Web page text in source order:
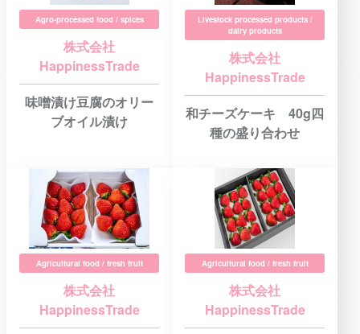
Agro-processed food / spices
株式会社
HappinessTrade
味噌漬け豆腐のオリー
ブオイル漬け
Livestock processed products /
dairy products
株式会社
HappinessTrade
和チーズケーキ 40g四
種の盛り合わせ
Agricultural food / fresh fruit
株式会社
HappinessTrade
Agricultural food / fresh fruit
株式会社
HappinessTrade